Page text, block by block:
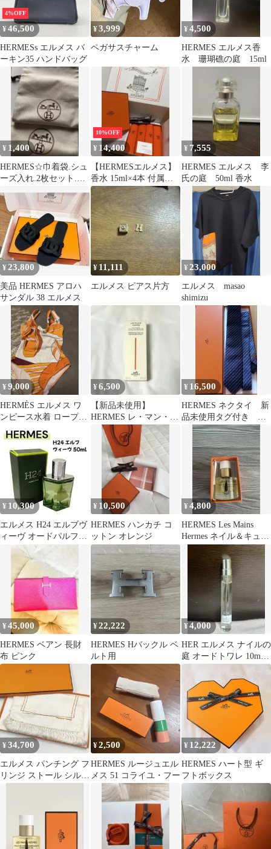
4%OFF
¥46,500
HERMESs エルメス バ
ーキン35 ハンドバッグ
¥3,999
ペガサスチャーム
¥4,500
HERMES エルメス香
水 珊瑚礁の庭 15ml
¥ 1,400
HERMES☆巾着袋.シュ
ーズ入れ.2枚セット.エ
品
10%OFF
¥ 14,400
【HERMESエルメス】
香水 15ml×4本 付属品
あり 正規品未使用
¥ 7,555
HERMES エルメス 李
氏の庭 50ml 香水
¥23,800
美品 HERMES アロハ
サンダル 38 エルメス
¥ 11,111
エルメス ピアス片方
¥ 23,000
エルメス masao
shimizu
¥9,000
HERMÈS エルメス ワ
ンピース水着 ロープス
トラップ オレンジ系
¥6,500
【新品未使用】
HERMES レ・マン・エ
ルメス ハンドクリーム
100ml
¥ 16,500
HERMES ネクタイ 新
品未使用タグ付き 箱
無し発送特価！
¥ 10,300
エルメス H24 エルブヴ
ィーヴ オードパルファ
ム 50ml エルブヴィー
¥ 10,500
HERMES ハンカチ コ
ットン オレンジ
¥4,800
HERMES Les Mains
Hermes ネイル＆キュー
ティクルオイル
¥45,000
HERMES ベアン 長財
布 ピンク
¥22,222
HERMES Hバックル ベ
ルト用
¥4,000
HER エルメス ナイルの
庭 オードトワレ 10ml
スプレー
¥34,700
エルメス パンチング フ
リンジ ストール シルク
¥2,500
HERMES ルージュエル
メス 51 コライユ・フー
¥ 12,222
HERMES ハート型 ギ
フトボックス